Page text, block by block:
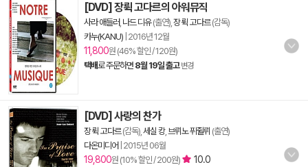
[DVD] 장뤽 고다르의 아워뮤직
사라 애들러 나드 디유(출연), 장 뤽 고다르(감독)
카누(KANU) 2016년 12월
11,800원 (46% 할인 / 120원)
택배로 주문하면 8월 19일 출고 변경
[DVD] 사랑의 찬가
장 뤽 고다르(감독), 세실 캉, 브뤼노 퓌쥘뤼 (출연)
다온미디어 2015년 06월
19,800원 (10% 할인 / 200원) 10.0